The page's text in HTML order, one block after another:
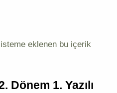
eklenen bu içerik
Dönem 1. Yazılı